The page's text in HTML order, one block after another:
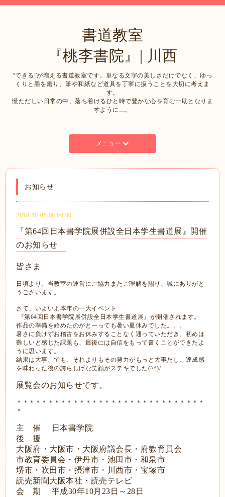
書道教室
『桃李書院』| 川西
“できる”が増える書道教室です。単なる文字の美しさだけでなく、ゆっ
くりと墨を磨り、筆や和紙など道具を丁寧に扱うことを大切に考えま
す。
慌ただしい日常の中、落ち着けるひと時で豊かな心を育む一助となりま
すように…。
メニュー
お知らせ
2018-10-05 00:06:00
『第64回日本書学院展併設全日本学生書道展』開催
のお知らせ
皆さま
日頃より、当教室の運営にご協力またご理解を賜り、誠にありがと
うございます。
さて、いよいよ本年の一大イベント
『第64回日本書学院展併設全日本学生書道展』が開催されます。
作品の準備を始めたのがとーっても暑い夏休みでした。。。
暑さに負けずお稽古をお休みすることなく通っていただき、初めは
難しいと感じた課題も、最後には自信をもって書くことができたよ
うに思います。
結果は大事、でも、それよりもその努力がもっと大事だし、達成感
を味わった後の誇らしげな笑顔がステキでした(^^)/
展覧会のお知らせです。
＊＊＊＊＊＊＊＊＊＊＊＊＊＊＊＊＊＊＊＊＊＊＊＊＊＊＊＊＊＊
＊
主 催 日本書学院
後 援
大阪府・大阪市・大阪府議会長・府教育員会
市教育委員会・伊丹市・池田市・和泉市
堺市・吹田市・摂津市・川西市・宝塚市
読売新聞大阪本社・読売テレビ
会 期 平成30年10月23日～28日